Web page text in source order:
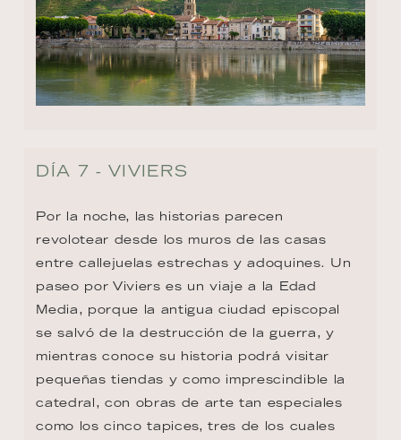
DÍA 7 - VIVIERS
Por la noche, las historias parecen
revolotear desde los muros de las casas
entre callejuelas estrechas y adoquines. Un
paseo por Viviers es un viaje a la Edad
Media, porque la antigua ciudad episcopal
se salvó de la destrucción de la guerra, y
mientras conoce su historia podrá visitar
pequeñas tiendas y como imprescindible la
catedral, con obras de arte tan especiales
como los cinco tapices, tres de los cuales